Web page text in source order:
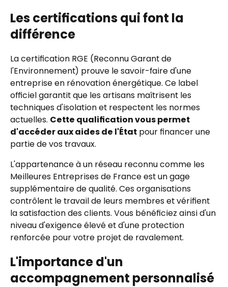
Les certifications qui font la
différence
La certification RGE (Reconnu Garant de
l'Environnement) prouve le savoir-faire d'une
entreprise en rénovation énergétique. Ce label
officiel garantit que les artisans maîtrisent les
techniques d'isolation et respectent les normes
actuelles. Cette qualification vous permet
d'accéder aux aides de l'État pour financer une
partie de vos travaux.
L'appartenance à un réseau reconnu comme les
Meilleures Entreprises de France est un gage
supplémentaire de qualité. Ces organisations
contrôlent le travail de leurs membres et vérifient
la satisfaction des clients. Vous bénéficiez ainsi d'un
niveau d'exigence élevé et d'une protection
renforcée pour votre projet de ravalement.
L'importance d'un
accompagnement personnalisé